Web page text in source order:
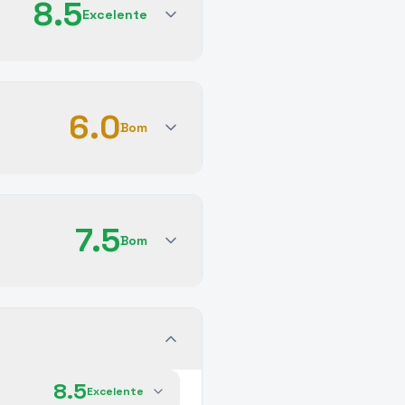
8.5Excelente
6.0Bom
7.5Bom
8.5Excelente